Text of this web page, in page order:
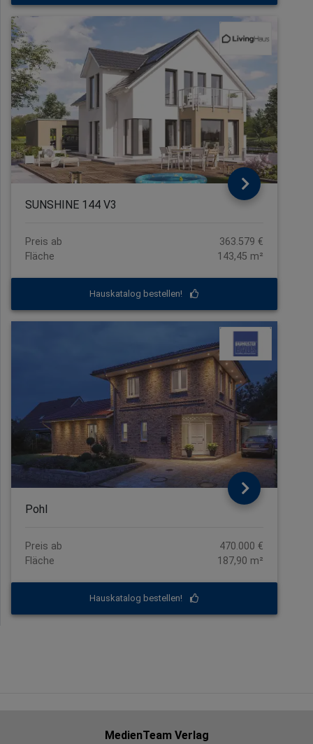
SUNSHINE 144 V3
Preis ab
363.579 €
Fläche
143,45 m²
Hauskatalog bestellen!
Pohl
Preis ab
470.000 €
Fläche
187,90 m²
Hauskatalog bestellen!
MedienTeam Verlag